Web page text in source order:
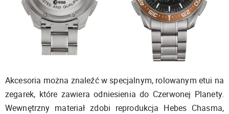
Akcesoria można znaleźć w specjalnym, rolowanym etui na
zegarek, które zawiera odniesienia do Czerwonej Planety.
Wewnętrzny materiał zdobi reprodukcja Hebes Chasma,